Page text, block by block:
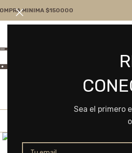
Sea el primero
MINIMA $150000